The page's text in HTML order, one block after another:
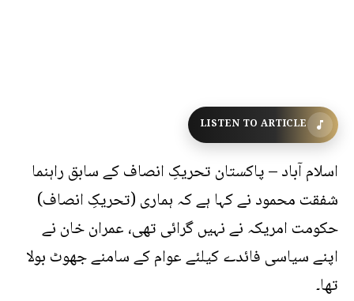
LISTEN TO ARTICLE
اسلام آباد – پاکستان تحریکِ انصاف کے سابق راہنما
شفقت محمود نے کہا ہے کہ ہماری (تحریکِ انصاف)
حکومت امریکہ نے نہیں گرائی تھی، عمران خان نے
اپنے سیاسی فائدے کیلئے عوام کے سامنے جھوٹ بولا
تھا۔